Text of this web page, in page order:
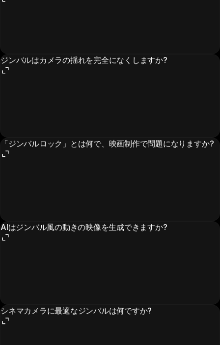
ジンバルはカメラの揺れを完全になくしますか?
「ジンバルロック」とは何で、映画制作で問題になりますか?
AIはジンバル風の動きの映像を生成できますか?
シネマカメラに最適なジンバルは何ですか?